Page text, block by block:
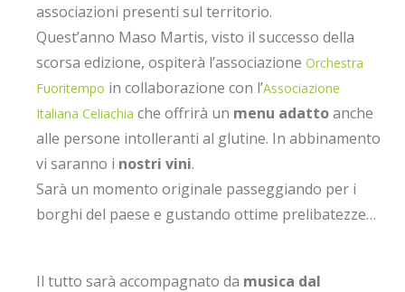
associazioni presenti sul territorio.
Quest’anno Maso Martis, visto il successo della
scorsa edizione, ospiterà l’associazione Orchestra
Fuoritempo in collaborazione con l’Associazione
Italiana Celiachia che offrirà un menu adattoanche
alle persone intolleranti al glutine. In abbinamento
vi saranno i nostri vini.
Sarà un momento originale passeggiando per i
borghi del paese e gustando ottime prelibatezze…
Il tutto sarà accompagnato da musica dal